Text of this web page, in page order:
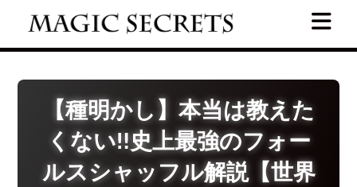
【種明かし】本当は教えた
くない‼️史上最強のフォー
ルスシャッフル解説【世界